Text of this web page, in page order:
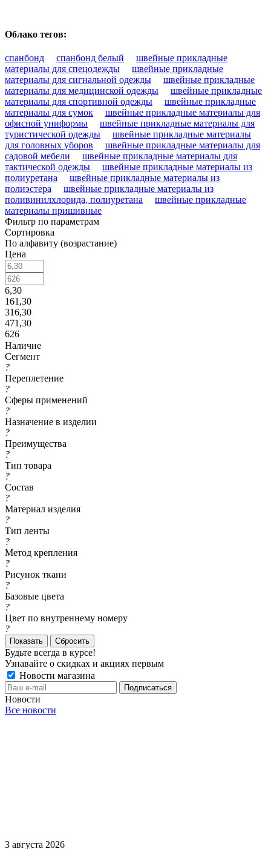
Облако тегов:
спанбонд спанбонд белый
швейные прикладные
материалы для спецодежды
швейные прикладные
материалы для сигнальной одежды
швейные прикладные
материалы для медицинской одежды
швейные прикладные
материалы для спортивной одежды
швейные прикладные
материалы для сумок
швейные прикладные материалы для
офисной униформы
швейные прикладные материалы для
туристической одежды
швейные прикладные материалы
для головных уборов
швейные прикладные материалы для
садовой мебели
швейные прикладные материалы для
тактической одежды
швейные прикладные материалы из
полиуретана
швейные прикладные материалы из
полиэстера
швейные прикладные материалы из
поливинилхлорида, полиуретана
швейные прикладные
материалы пришивные
Фильтр по параметрам
Сортировка
По алфавиту (возрастание)
Цена
6,30
161,30
316,30
471,30
626
Наличие
Сегмент
?
Переплетение
?
Сферы применений
?
Назначение в изделии
?
Преимущества
?
Тип товара
?
Состав
?
Материал изделия
?
Тип ленты
?
Метод крепления
?
Рисунок ткани
?
Базовые цвета
?
Цвет по внутреннему номеру
?
Сбросить
Будьте всегда в курсе!
Узнавайте о скидках и акциях первым
Новости магазина
Новости
Все новости
3 августа 2026